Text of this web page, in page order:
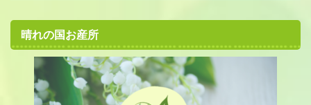
晴れの国お産所